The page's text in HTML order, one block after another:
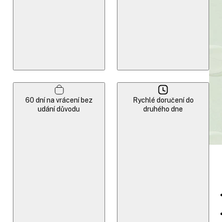
60 dní na vrácení bez
udání důvodu
Rychlé doručení do
druhého dne